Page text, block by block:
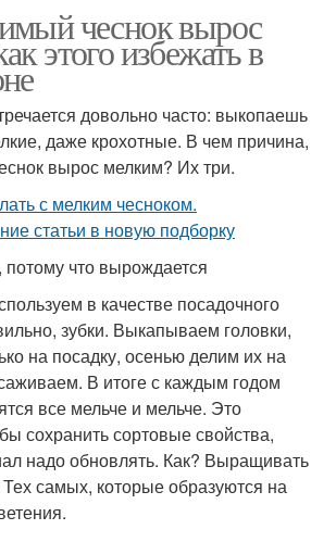
чеснок вырос
этого избежать в
довольно часто: выкопаешь
даже крохотные. В чем причина,
вырос мелким? Их три.
потому что вырождается
в качестве посадочного
зубки. Выкапываем головки,
на посадку, осенью делим их на
В итоге с каждым годом
все мельче и мельче. Это
сохранить сортовые свойства,
надо обновлять. Как? Выращивать
Тех самых, которые образуются на